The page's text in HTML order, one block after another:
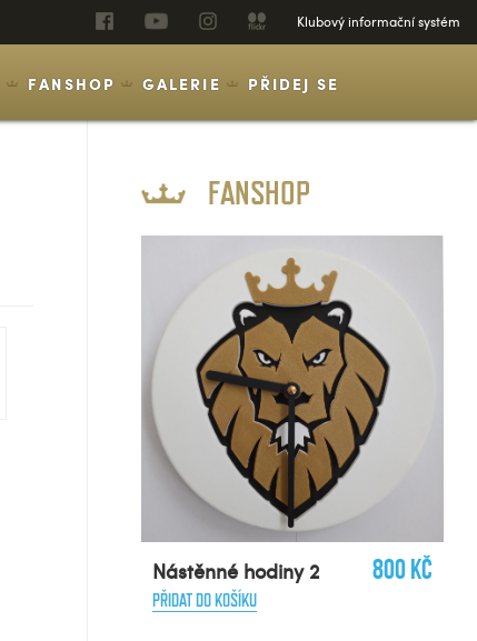
Klubový informační systém
FANSHOP GALERIE PŘIDEJ SE
ZÁPASY STATISTIKY TABULKA
FANSHOP
Nástěnné hodiny 2
PŘIDAT DO KOŠÍKU
800 Kč